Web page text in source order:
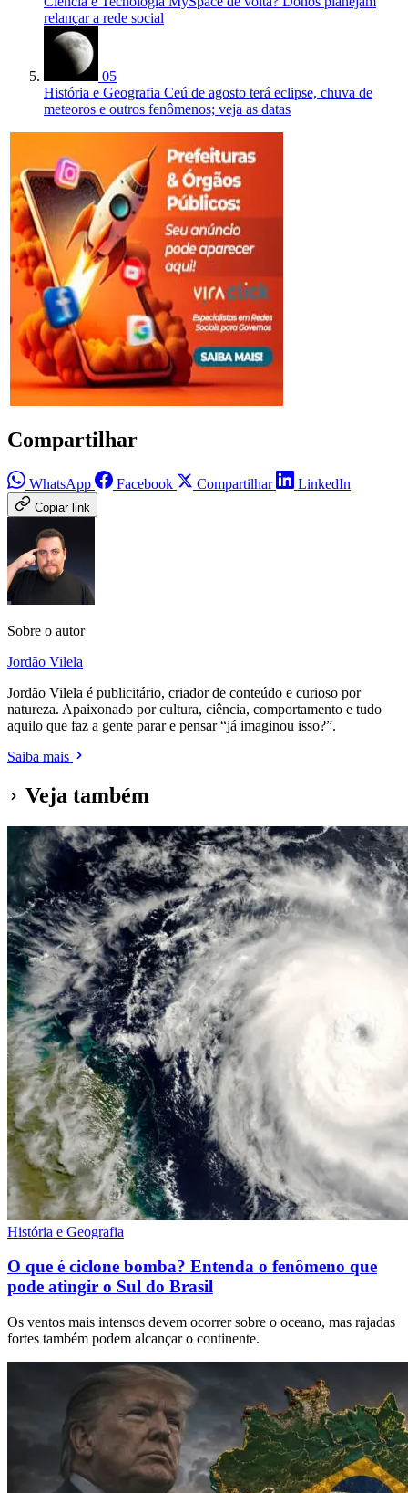
relançar a rede social
05
História e Geografia Ceú de agosto terá eclipse, chuva de
meteoros e outros fenômenos; veja as datas
Compartilhar
WhatsApp Facebook Compartilhar LinkedIn
Copiar link
Sobre o autor
Jordão Vilela
Jordão Vilela é publicitário, criador de conteúdo e curioso por
natureza. Apaixonado por cultura, ciência, comportamento e tudo
aquilo que faz a gente parar e pensar “já imaginou isso?”.
Saiba mais
Veja também
História e Geografia
O que é ciclone bomba? Entenda o fenômeno que
pode atingir o Sul do Brasil
Os ventos mais intensos devem ocorrer sobre o oceano, mas rajadas
fortes também podem alcançar o continente.